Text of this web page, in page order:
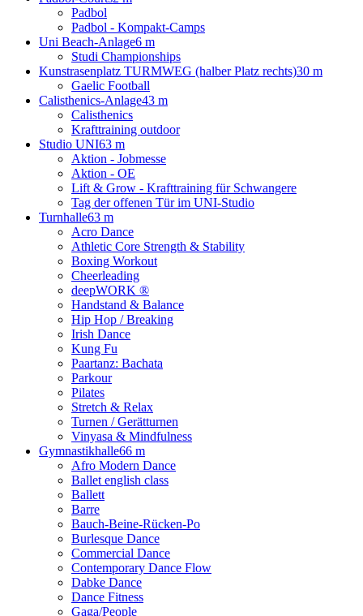
Padbol
Padbol - Kompakt-Camps
Uni Beach-Anlage6 m
Studi Championships
Kunstrasenplatz TURMWEG (halber Platz rechts)30 m
Gaelic Football
Calisthenics-Anlage43 m
Calisthenics
Krafttraining outdoor
Studio UNI63 m
Aktion - Jobmesse
Aktion - OE
Lift & Grow - Krafttraining für Schwangere
Tag der offenen Tür im UNI-Studio
Turnhalle63 m
Acro Dance
Athletic Core Strength & Stability
Boxing Workout
Cheerleading
deepWORK ®
Handstand & Balance
Hip Hop / Breaking
Irish Dance
Kung Fu
Paartanz: Bachata
Parkour
Pilates
Stretch & Relax
Turnen / Gerätturnen
Vinyasa & Mindfulness
Gymnastikhalle66 m
Afro Modern Dance
Ballet english class
Ballett
Barre
Bauch-Beine-Rücken-Po
Burlesque Dance
Commercial Dance
Contemporary Dance Flow
Dabke Dance
Dance Fitness
Gaga/People